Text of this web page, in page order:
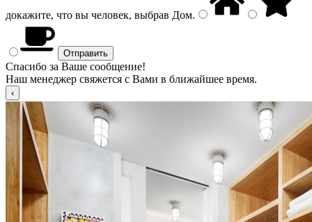
докажите, что вы человек, выбрав Дом.
Спасибо за Ваше сообщение!
Наш менеджер свяжется с Вами в ближайшее время.